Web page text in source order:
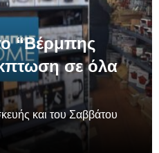
“Βέρμπης
σε όλα
και του Σαββάτου